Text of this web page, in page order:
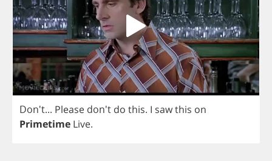
Don't... Please don't do this. I sawthis on
Primetime Live.